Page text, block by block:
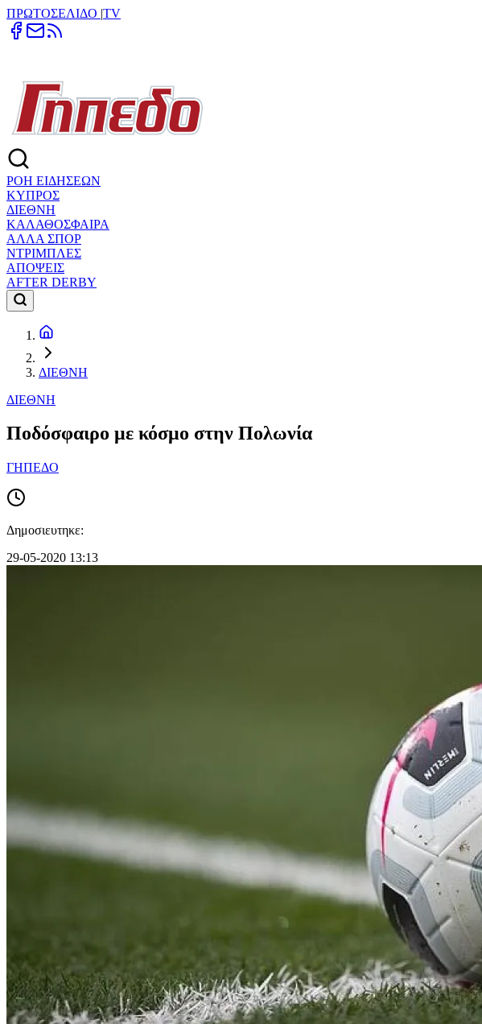
ΠΡΩΤΟΣΕΛΙΔΟ |TV
ΡΟΗ ΕΙΔΗΣΕΩΝ
ΚΥΠΡΟΣ
ΔΙΕΘΝΗ
ΚΑΛΑΘΟΣΦΑΙΡΑ
ΑΛΛΑ ΣΠΟΡ
ΝΤΡΙΜΠΛΕΣ
ΑΠΟΨΕΙΣ
AFTER DERBY
ΔΙΕΘΝΗ
ΔΙΕΘΝΗ
Ποδόσφαιρο με κόσμο στην Πολωνία
ΓΗΠΕΔΟ
Δημοσιευτηκε:
29-05-2020 13:13